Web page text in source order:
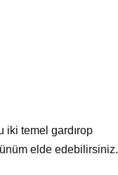
iki temel gardırop
elde edebilirsiniz.